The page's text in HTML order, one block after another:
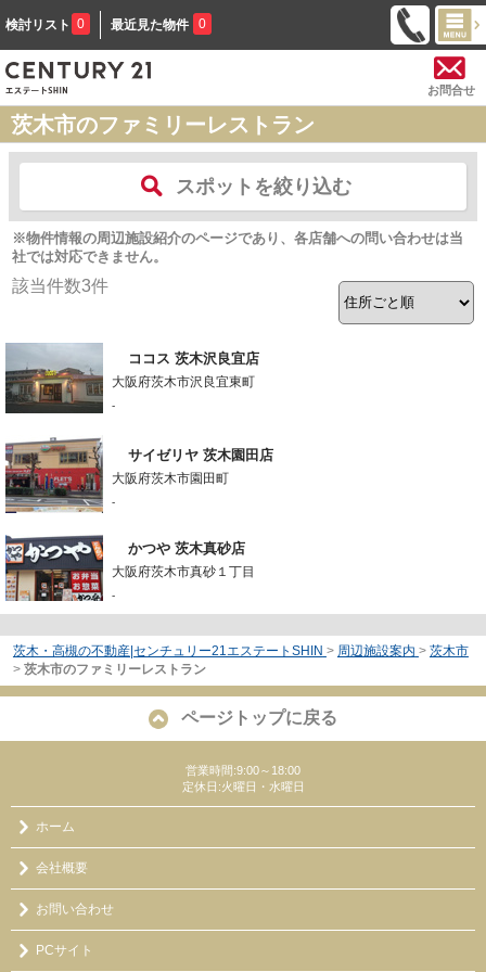
検討リスト 0 最近見た物件 0
お問合せ
茨木市のファミリーレストラン
スポットを絞り込む
※物件情報の周辺施設紹介のページであり、各店舗への問い合わせは当
社では対応できません。
該当件数3件
ココス 茨木沢良宜店
大阪府茨木市沢良宜東町
-
サイゼリヤ 茨木園田店
大阪府茨木市園田町
-
かつや 茨木真砂店
大阪府茨木市真砂１丁目
-
茨木・高槻の不動産|センチュリー21エステートSHIN > 周辺施設案内 > 茨木市
> 茨木市のファミリーレストラン
ページトップに戻る
営業時間:9:00～18:00
定休日:火曜日・水曜日
ホーム
会社概要
お問い合わせ
PCサイト